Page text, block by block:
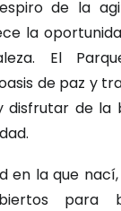
de la
la
El
de paz y
disfrutar de la
en la que
para